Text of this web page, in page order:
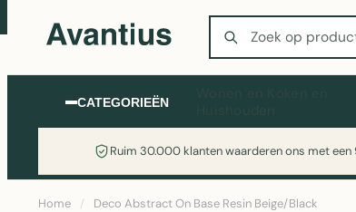
Zoeken
CATEGORIEËN
Ruim 30.000 klanten waarderen ons met een
Home / Deco Abstract On Base Resin Beige/Black